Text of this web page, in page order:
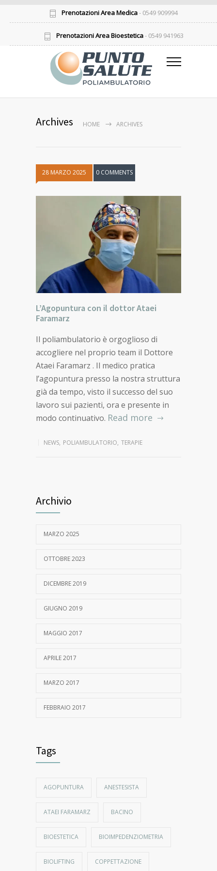
Prenotazioni Area Medica- 0549 909994
Prenotazioni Area Bioestetica- 0549 941963
Archives HOME ARCHIVES
28 MARZO 2025 0 COMMENTS
L’Agopuntura con il dottor Ataei
Faramarz
Il poliambulatorio è orgoglioso di
accogliere nel proprio team il Dottore
Ataei Faramarz . Il medico pratica
l’agopuntura presso la nostra struttura
già da tempo, visto il successo del suo
lavoro sui pazienti, ora e presente in
modo continuativo. Read more
NEWS, POLIAMBULATORIO, TERAPIE
Archivio
MARZO 2025
OTTOBRE 2023
DICEMBRE 2019
GIUGNO 2019
MAGGIO 2017
APRILE 2017
MARZO 2017
FEBBRAIO 2017
Tags
AGOPUNTURA ANESTESISTA
ATAEI FARAMARZ BACINO
BIOESTETICA BIOIMPEDENZIOMETRIA
BIOLIFTING COPPETTAZIONE